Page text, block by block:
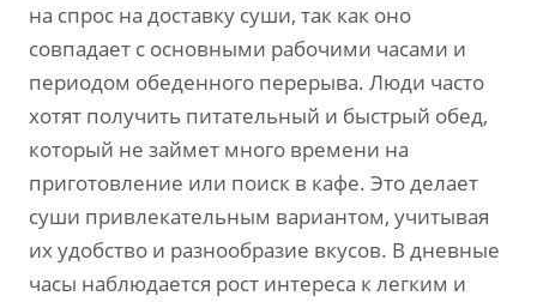
на спрос на доставку суши, так как оно
совпадает с основными рабочими часами и
периодом обеденного перерыва. Люди часто
хотят получить питательный и быстрый обед,
который не займет много времени на
приготовление или поиск в кафе. Это делает
суши привлекательным вариантом, учитывая
их удобство и разнообразие вкусов. В дневные
часы наблюдается рост интереса к легким и